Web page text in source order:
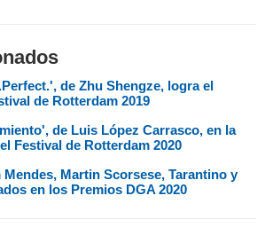
de Zhu Shengze, logra el
de Rotterdam 2019
de Luis López Carrasco, en la
Festival de Rotterdam 2020
Martin Scorsese, Tarantino y
en los Premios DGA 2020